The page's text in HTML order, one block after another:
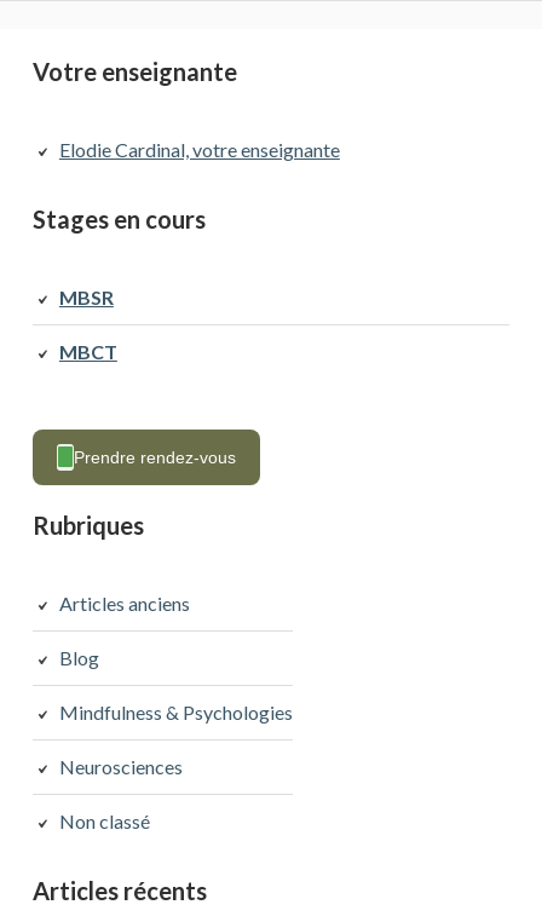
Barre
principale
Votre enseignante
Elodie Cardinal, votre enseignante
Stages en cours
MBSR
MBCT
Prendre rendez-vous
Rubriques
Articles anciens
Blog
Mindfulness & Psychologies
Neurosciences
Non classé
Articles récents